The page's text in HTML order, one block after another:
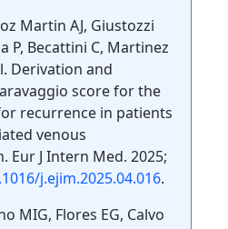
Martin AJ, Giustozzi
P, Becattini C, Martinez
Derivation and
score for the
recurrence in patients
venous
J Intern Med. 2025;
j.ejim.2025.04.016.
MIG, Flores EG, Calvo